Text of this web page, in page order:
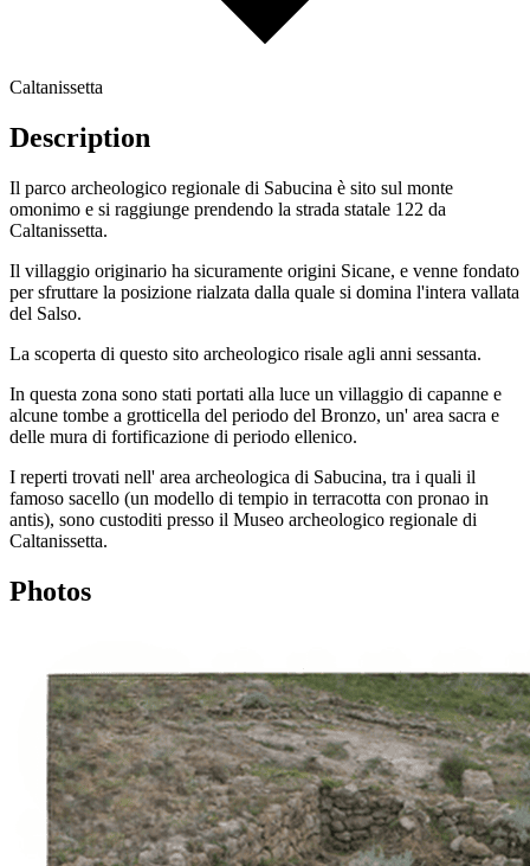
Caltanissetta
Description
Il parco archeologico regionale di Sabucina è sito sul monte
omonimo e si raggiunge prendendo la strada statale 122 da
Caltanissetta.
Il villaggio originario ha sicuramente origini Sicane, e venne fondato
per sfruttare la posizione rialzata dalla quale si domina l'intera vallata
del Salso.
La scoperta di questo sito archeologico risale agli anni sessanta.
In questa zona sono stati portati alla luce un villaggio di capanne e
alcune tombe a grotticella del periodo del Bronzo, un' area sacra e
delle mura di fortificazione di periodo ellenico.
I reperti trovati nell' area archeologica di Sabucina, tra i quali il
famoso sacello (un modello di tempio in terracotta con pronao in
antis), sono custoditi presso il Museo archeologico regionale di
Caltanissetta.
Photos